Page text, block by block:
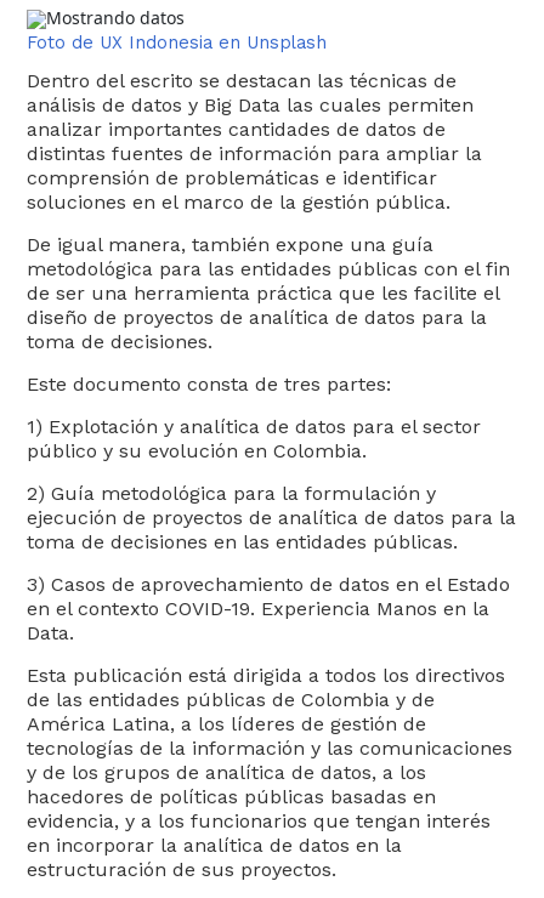
Transparencia y acceso a la
información pública
Atención y Servicios a la
ciudadanía
​Foto de UX Indonesia en Unsplash
Dentro del escrito se destacan las técnicas de
análisis de datos y Big Data las cuales permiten
analizar importantes cantidades de datos de
distintas fuentes de información para ampliar la
comprensión de problemáticas e identificar
soluciones en el marco de la gestión pública.
De igual manera, también expone una guía
metodológica para las entidades públicas con el fin
de ser una herramienta práctica que les facilite el
diseño de proyectos de analítica de datos para la
toma de decisiones.
Este documento consta de tres partes:
1) Explotación y analítica de datos para el sector
público y su evolución en Colombia.
2) Guía metodológica para la formulación y
ejecución de proyectos de analítica de datos para la
toma de decisiones en las entidades públicas.
3) Casos de aprovechamiento de datos en el Estado
en el contexto COVID-19. Experiencia Manos en la
Data.
Esta publicación está dirigida a todos los directivos
de las entidades públicas de Colombia y de
América Latina, a los líderes de gestión de
tecnologías de la información y las comunicaciones
y de los grupos de analítica de datos, a los
hacedores de políticas públicas basadas en
evidencia, y a los funcionarios que tengan interés
en incorporar la analítica de datos en la
estructuración de sus proyectos.